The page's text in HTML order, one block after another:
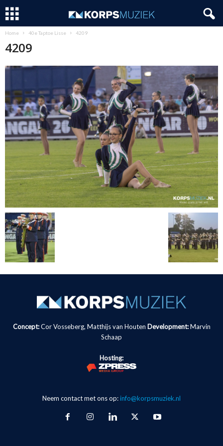
Home 40e Taptoe Lisse 4209
4209
Concept:Cor Vosseberg, Matthijs van Houten Development: Marvin
Schaap
Hosting:
Neem contact met ons op:info@korpsmuziek.nl